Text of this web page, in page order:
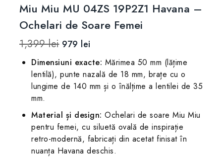
Miu Miu MU 04ZS 19P2Z1 Havana –
Ochelari de Soare Femei
1,399lei 979 lei
Dimensiuni exacte: Mărimea 50 mm (lățime
lentilă), punte nazală de 18 mm, brațe cu o
lungime de 140 mm și o înălțime a lentilei de 35
mm.
Material și design: Ochelari de soare Miu Miu
pentru femei, cu siluetă ovală de inspirație
retro-modernă, fabricați din acetat finisat în
nuanța Havana deschis.